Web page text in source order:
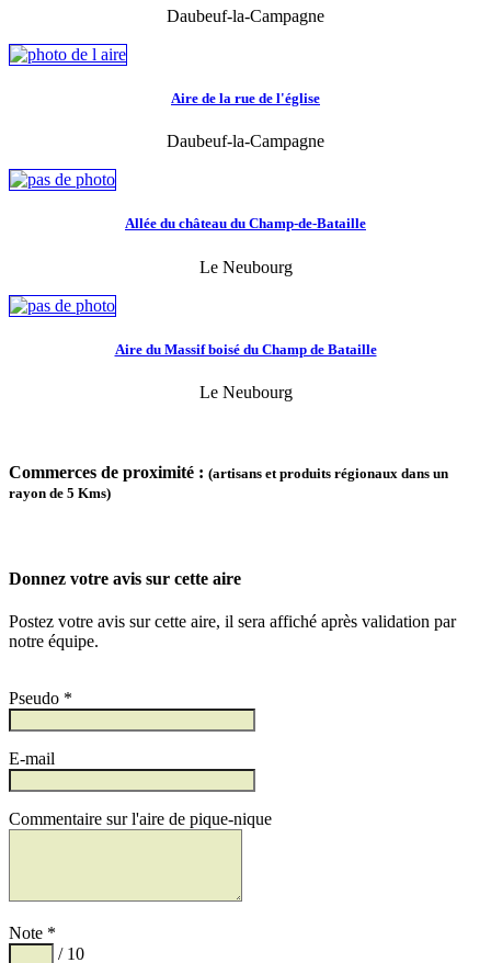
Daubeuf-la-Campagne
Aire de la rue de l'église
Daubeuf-la-Campagne
Allée du château du Champ-de-Bataille
Le Neubourg
Aire du Massif boisé du Champ de Bataille
Le Neubourg
Commerces de proximité : (artisans et produits régionaux dans un
rayon de 5 Kms)
Donnez votre avis sur cette aire
Postez votre avis sur cette aire, il sera affiché après validation par
notre équipe.
Pseudo *
E-mail
Commentaire sur l'aire de pique-nique
Note *
/ 10